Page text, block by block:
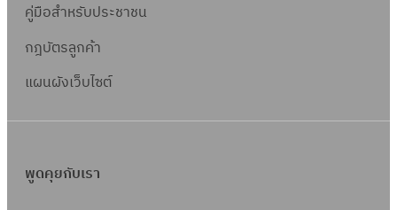
คู่มือสำหรับประชาชน
กฎบัตรลูกค้า
แผนผังเว็บไซต์
พูดคุยกับเรา